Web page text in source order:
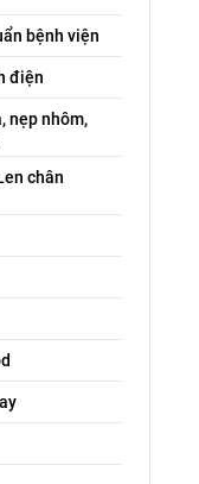
bệnh viện
điện
nẹp nhôm,
chân